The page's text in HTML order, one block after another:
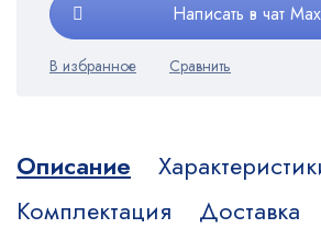
Написать в чат Max
Описание
Комплектация
Доставка